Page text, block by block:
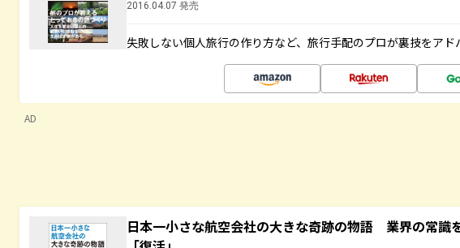
2016.04.07 発売
失敗しない個人旅行の作り方など、旅行手配のプロが裏技をアド
AD
日本一小さな航空会社の大きな奇跡の物語 業界の常識